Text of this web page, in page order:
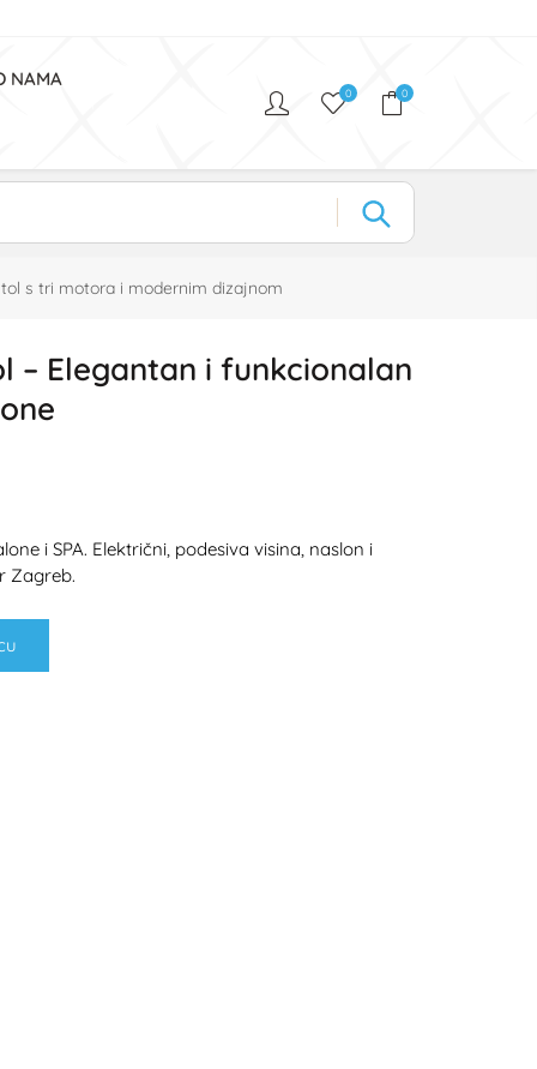
NAMA
0 0
s tri motora i modernim dizajnom
– Elegantan i funkcionalan
i SPA. Električni, podesiva visina, naslon i
Zagreb.